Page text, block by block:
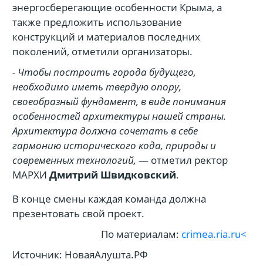
энергосберегающие особенности Крыма, а
также предложить использование
конструкций и материалов последних
поколений, отметили организаторы.
- Чтобы построить города будущего,
необходимо иметь твердую опору,
своеобразный фундамент, в виде понимания
особенностей архитектуры нашей страны.
Архитектура должна сочетать в себе
гармонию исторического кода, природы и
современных технологий, — отметил ректор
МАРХИ Дмитрий Швидковский.
В конце смены каждая команда должна
презентовать свой проект.
По материалам: crimea.ria.ru<
Источник: НоваяАлушта.РФ